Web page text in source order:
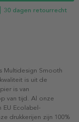
┃ 30 dagen retourrecht
Multidesign Smooth
is uit de
is van
van tijd. Al onze
EU Ecolabel-
drukkerijen zijn 100%